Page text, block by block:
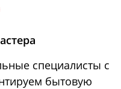
специалисты с
бытовую